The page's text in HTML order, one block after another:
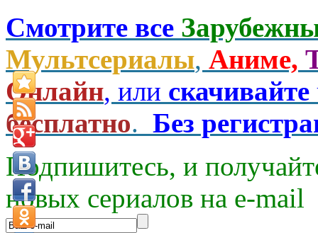
Смотрите все
Мультсериалы, Аниме,
Онлайн, или скачивайте
бесплатно. Без
Подпишитесь, и
новых сериалов на e-mаil